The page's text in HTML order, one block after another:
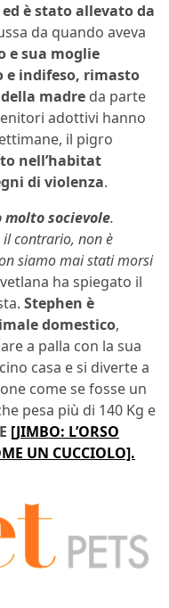
ed è stato allevato da
da quando aveva
e sua moglie
e indifeso, rimasto
madre da parte
adottivi hanno
il pigro
nell’habitat
di violenza.
molto socievole.
il contrario, non è
siamo mai stati morsi
ha spiegato il
Stephen è
domestico,
a palla con la sua
casa e si diverte a
come se fosse un
pesa più di 140 Kg e
[JIMBO: L’ORSO
UN CUCCIOLO].